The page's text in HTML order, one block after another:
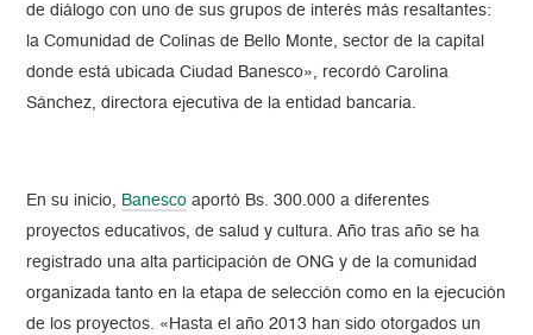
de diálogo con uno de sus grupos de interés más resaltantes:
la Comunidad de Colinas de Bello Monte, sector de la capital
donde está ubicada Ciudad Banesco», recordó Carolina
Sánchez, directora ejecutiva de la entidad bancaria.
En su inicio, Banesco aportó Bs. 300.000 a diferentes
proyectos educativos, de salud y cultura. Año tras año se ha
registrado una alta participación de ONG y de la comunidad
organizada tanto en la etapa de selección como en la ejecución
de los proyectos. «Hasta el año 2013 han sido otorgados un